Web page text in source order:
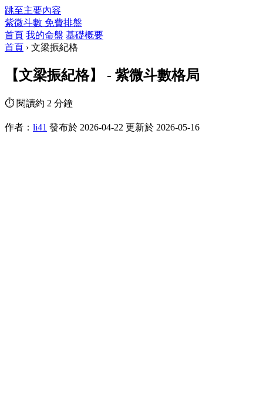
跳至主要內容
紫微斗數 免費排盤
首頁 我的命盤 基礎概要
首頁 › 文梁振紀格
【文梁振紀格】 - 紫微斗數格局
⏱ 閱讀約 2 分鐘
作者： li41 發布於 2026-04-22 更新於 2026-05-16